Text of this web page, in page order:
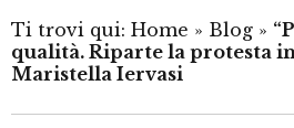
Ti trovi qui: Home » Blog »
qualità. Riparte la protesta
Maristella Iervasi